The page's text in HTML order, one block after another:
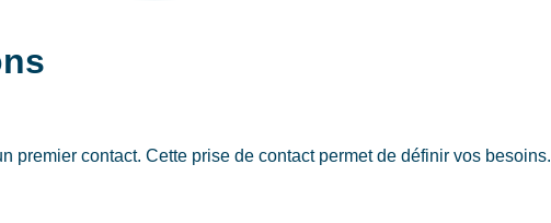
premier contact. Cette prise de contact permet de définir vos besoins.